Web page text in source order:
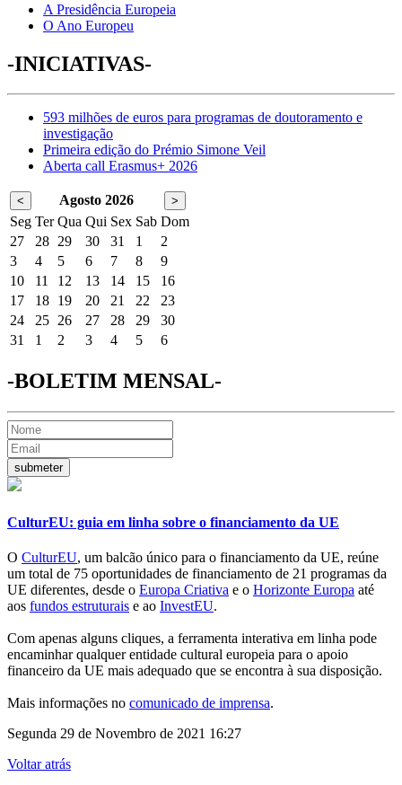
A Presidência Europeia
O Ano Europeu
-INICIATIVAS-
593 milhões de euros para programas de doutoramento e
investigação
Primeira edição do Prémio Simone Veil
Aberta call Erasmus+ 2026
< Agosto 2026 >
Seg Ter Qua Qui Sex Sab Dom
27
28 29 30 31 1
2
3
4 5 6 7 8
9
10
11 12 13 14 15
16
17
18 19 20 21 22
23
24
25 26 27 28 29
30
31
1 2 3 4 5 6
-BOLETIM MENSAL-
CulturEU: guia em linha sobre o financiamento da UE
O CulturEU, um balcão único para o financiamento da UE, reúne
um total de 75 oportunidades de financiamento de 21 programas da
UE diferentes, desde o Europa Criativa e o Horizonte Europa até
aos fundos estruturais e ao InvestEU.
Com apenas alguns cliques, a ferramenta interativa em linha pode
encaminhar qualquer entidade cultural europeia para o apoio
financeiro da UE mais adequado que se encontra à sua disposição.
Mais informações no comunicado de imprensa.
Segunda 29 de Novembro de 2021 16:27
Voltar atrás